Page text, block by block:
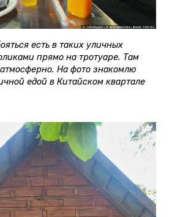
есть в таких уличных
прямо на тротуаре. Там
На фото знакомлю
едой в Китайском квартале